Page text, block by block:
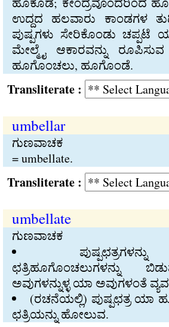
ಉದ್ದದ ಹಲವಾರು ಕಾಂಡಗಳ
ಪುಷ್ಪಗಳು ಸೇರಿಕೊಂಡು
ಮೇಲ್ಮೈ ಆಕಾರವನ್ನು ರೂಪಿಸುವ
ಹೂಗೊಂಚಲು, ಹೂಗೊಂಡೆ.
:
umbellar
ಗುಣವಾಚಕ
= umbellate.
:
umbellate
ಗುಣವಾಚಕ
ಛತ್ರಿಹೂಗೊಂಚಲುಗಳನ್ನು
ಅವುಗಳನ್ನುಳ್ಳ ಯಾ ಅವುಗಳಂತೆ
(ರಚನೆಯಲ್ಲಿ) ಪುಷ್ಪಛತ್ರ ಯಾ
ಛತ್ರಿಯನ್ನು ಹೋಲುವ.